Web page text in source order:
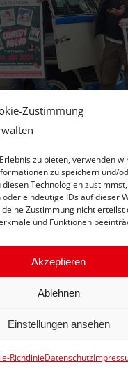
Zustimmung
zu bieten, verwenden
zu speichern und/
Technologien
eindeutige IDs auf dieser
Zustimmung nicht erteilst
und Funktionen
Akzeptieren
Ablehnen
Einstellungen ansehen
RichtlinieDatenschutz
VonJ Schübel 16. Mai 2024
„Diese